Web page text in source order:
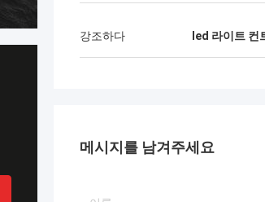
강조하다 led 라이트 컨
메시지를 남겨주세요